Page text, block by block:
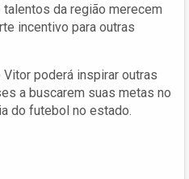
talentos da região merecem
incentivo para outras
poderá inspirar outras
a buscarem suas metas no
do futebol no estado.